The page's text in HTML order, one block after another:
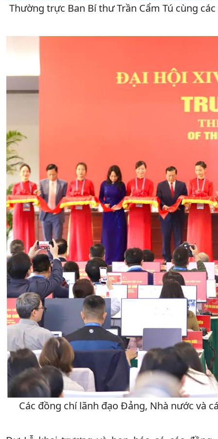
Thường trực Ban Bí thư Trần Cẩm Tú cùng
Các đồng chí lãnh đạo Đảng, Nhà nước và